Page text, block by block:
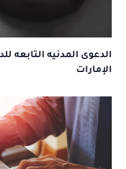
الدعوى المدنيه التابعه
الإمارات